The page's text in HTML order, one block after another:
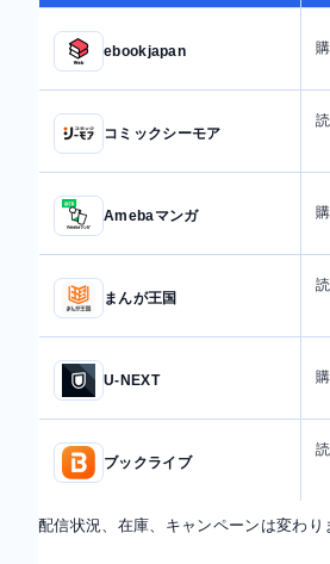
ebookjapan
コミックシーモア
Amebaマンガ
まんが王国
U-NEXT
ブックライブ
配信状況、在庫、キャンペーンは変わ